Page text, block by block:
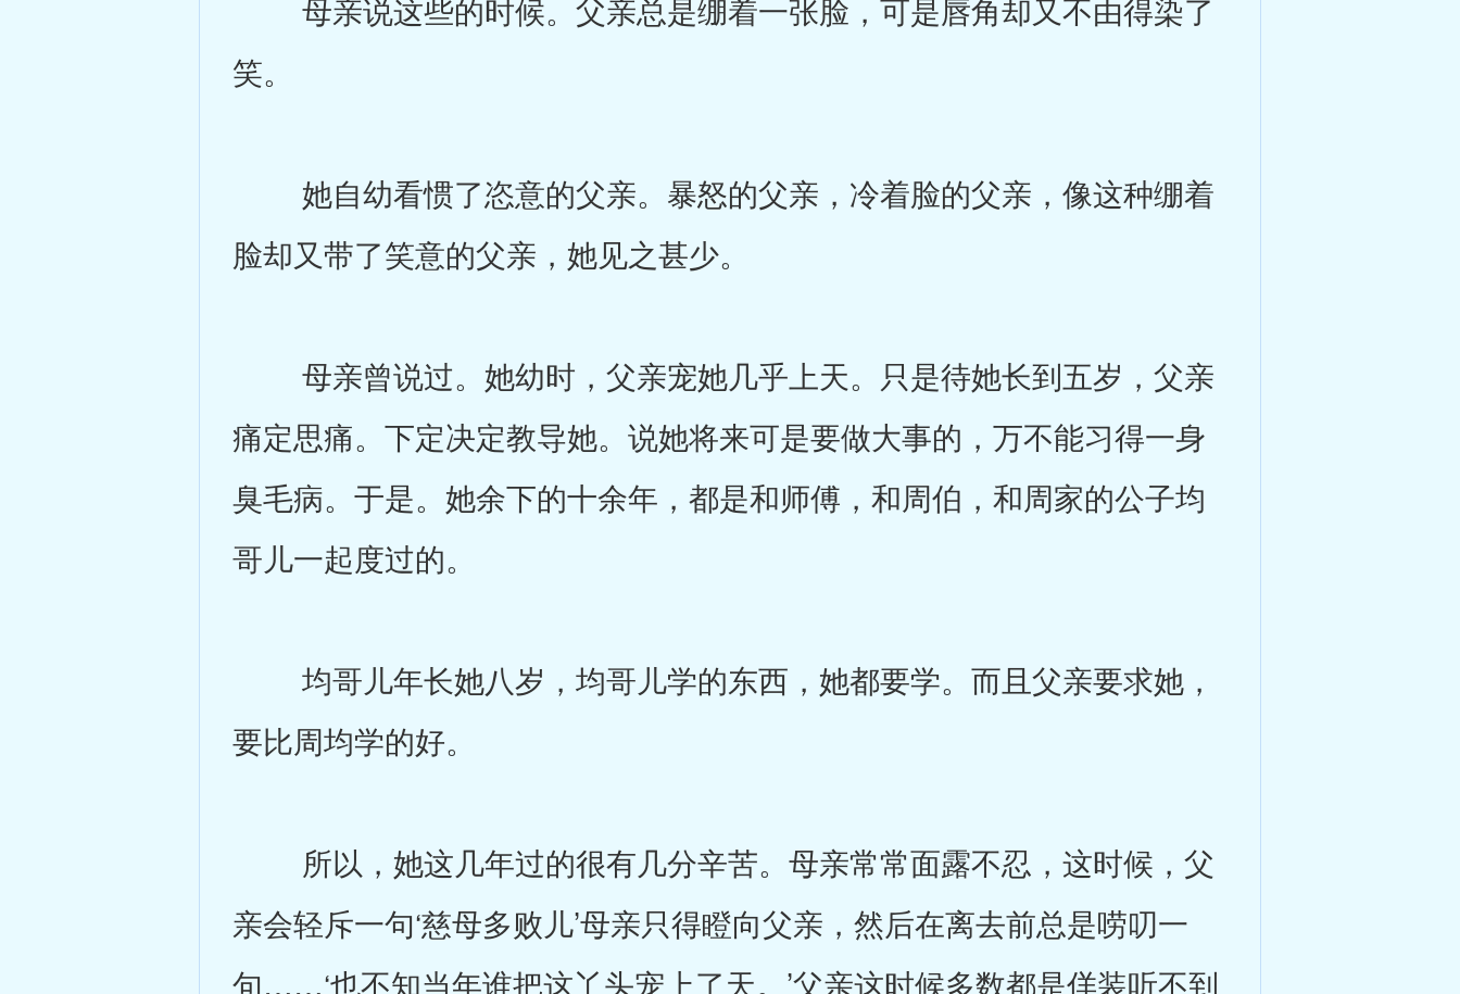
母亲说这些的时候。父亲总是绷着一张脸，可是唇角却又不由得染了
笑。
她自幼看惯了恣意的父亲。暴怒的父亲，冷着脸的父亲，像这种绷着
脸却又带了笑意的父亲，她见之甚少。
母亲曾说过。她幼时，父亲宠她几乎上天。只是待她长到五岁，父亲
痛定思痛。下定决定教导她。说她将来可是要做大事的，万不能习得一身
臭毛病。于是。她余下的十余年，都是和师傅，和周伯，和周家的公子均
哥儿一起度过的。
均哥儿年长她八岁，均哥儿学的东西，她都要学。而且父亲要求她，
要比周均学的好。
所以，她这几年过的很有几分辛苦。母亲常常面露不忍，这时候，父
亲会轻斥一句‘慈母多败儿’母亲只得瞪向父亲，然后在离去前总是唠叨一
句……‘也不知当年谁把这丫头宠上了天。’父亲这时候多数都是佯装听不到